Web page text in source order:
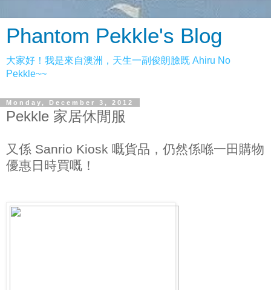
Phantom Pekkle's Blog
大家好！我是來自澳洲，天生一副俊朗臉既 Ahiru No
Pekkle~~
Monday, December 3, 2012
Pekkle 家居休閒服
又係 Sanrio Kiosk 嘅貨品，仍然係喺一田購物
優惠日時買嘅！